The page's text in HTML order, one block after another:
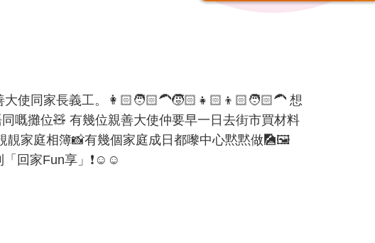
使同家長義工。👩🏻🧑🏻‍🦱🧒🏻👧🏻👦🏻🧑🏻‍🦱 想
嘅攤位🧸 有幾位親善大使仲要早一日去街市買材料
靚家庭相簿📸有幾個家庭成日都嚟中心黙黙做🎑🖼️
回家Fun享」❗️☺️☺️